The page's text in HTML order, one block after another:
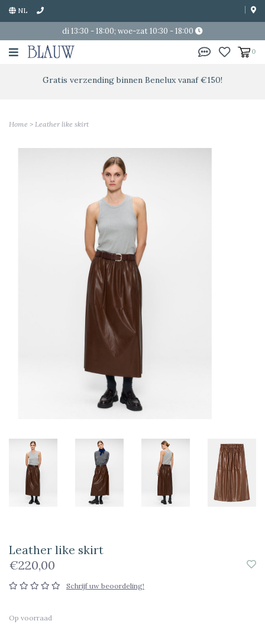
NL
di 13:30 - 18:00; woe-zat 10:30 - 18:00
0
Gratis verzending binnen Benelux vanaf €150!
Home > Leather like skirt
Leather like skirt
€220,00
Schrijf uw beoordeling!
Op voorraad